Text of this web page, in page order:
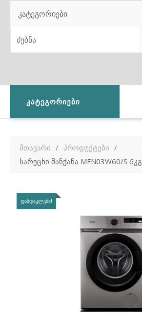
ᲙᲐᲢᲔᲒᲝᲠᲘᲔᲑᲘ
მთავარი
პროდუქტები
სარეცხი მანქანა MFN03W60/S 6კგ
ᲤᲐᲡᲓᲐᲙᲚᲔᲑᲐ!